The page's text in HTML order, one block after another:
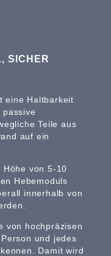
SICHER
eine Haltbarkeit
Teile aus
auf ein
von 5-10
Hebemoduls
innerhalb von
von hochpräzisen
und jedes
Damit wird